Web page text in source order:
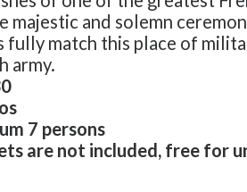
majestic and solemn
fully match this place of
army.
7 persons
are not included, free for